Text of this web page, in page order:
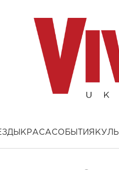
КРАСАСОБЫТИЯ